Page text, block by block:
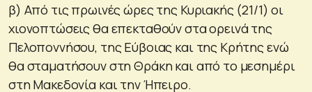
β) Από τις πρωινές ώρες της Κυριακής (21/1) οι
χιονοπτώσεις θα επεκταθούν στα ορεινά της
Πελοποννήσου, της Εύβοιας και της Κρήτης ενώ
θα σταματήσουν στη Θράκη και από το μεσημέρι
στη Μακεδονία και την Ήπειρο.